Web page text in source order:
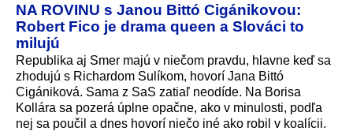
NA ROVINU s Janou Bittó Cigánikovou:
Robert Fico je drama queen a Slováci to
milujú
Republika aj Smer majú v niečom pravdu, hlavne keď sa
zhodujú s Richardom Sulíkom, hovorí Jana Bittó
Cigániková. Sama z SaS zatiaľ neodíde. Na Borisa
Kollára sa pozerá úplne opačne, ako v minulosti, podľa
nej sa poučil a dnes hovorí niečo iné ako robil v koalícii.